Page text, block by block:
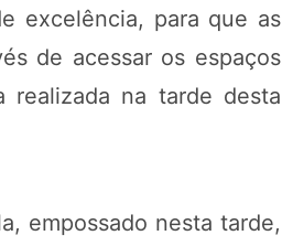
excelência, para que as
de acessar os espaços
realizada na tarde desta
empossado nesta tarde,